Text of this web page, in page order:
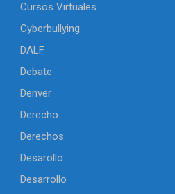
Cursos Virtuales
Cyberbullying
DALF
Debate
Denver
Derecho
Derechos
Desarollo
Desarrollo